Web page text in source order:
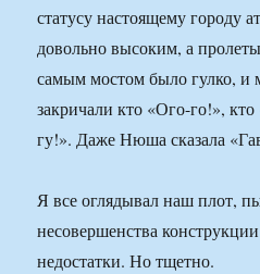
статусу настоящему городу
довольно высоким, а
самым мостом было гулко, и
закричали кто «Ого-го!»,
гу!». Даже Нюша сказала
Я все оглядывал наш плот,
несовершенства
недостатки. Но тщетно.